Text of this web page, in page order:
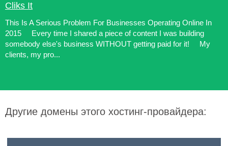
Cliks It
This Is A Serious Problem For Businesses Operating Online In
2015 Every time I shared a piece of content I was building
somebody else's business WITHOUT getting paid for it! My
clients, my pro...
Другие домены этого хостинг-провайдера: